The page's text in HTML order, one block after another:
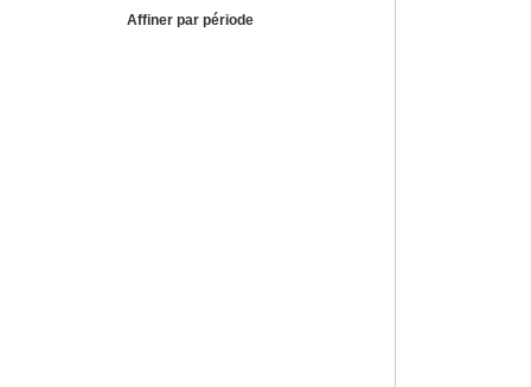
Affiner par période